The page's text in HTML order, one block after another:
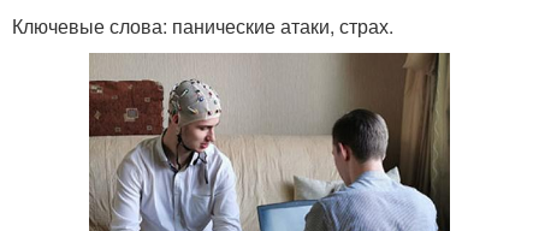
Ключевые слова: панические атаки, страх.